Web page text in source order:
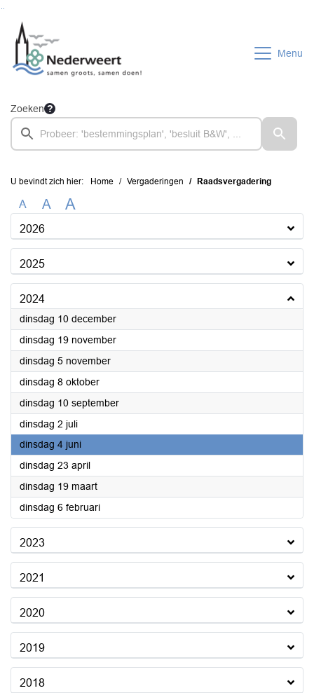
Menu
Zoeken
U bevindt zich hier: Home Vergaderingen Raadsvergadering
A A A
2026
2025
2024
dinsdag 10 december2024
dinsdag 19 november2024
dinsdag 5 november2024
dinsdag 8 oktober2024
dinsdag 10 september2024
dinsdag 2 juli2024
dinsdag 4 juni2024
dinsdag 23 april2024
dinsdag 19 maart2024
dinsdag 6 februari2024
2023
2021
2020
2019
2018